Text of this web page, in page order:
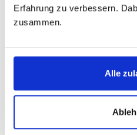
Erfahrung zu verbessern.
zusammen.
Alle
Naturwissenschaften,
LaTeX, Informatik,
VITA
HÄUFIGE FRAGEN